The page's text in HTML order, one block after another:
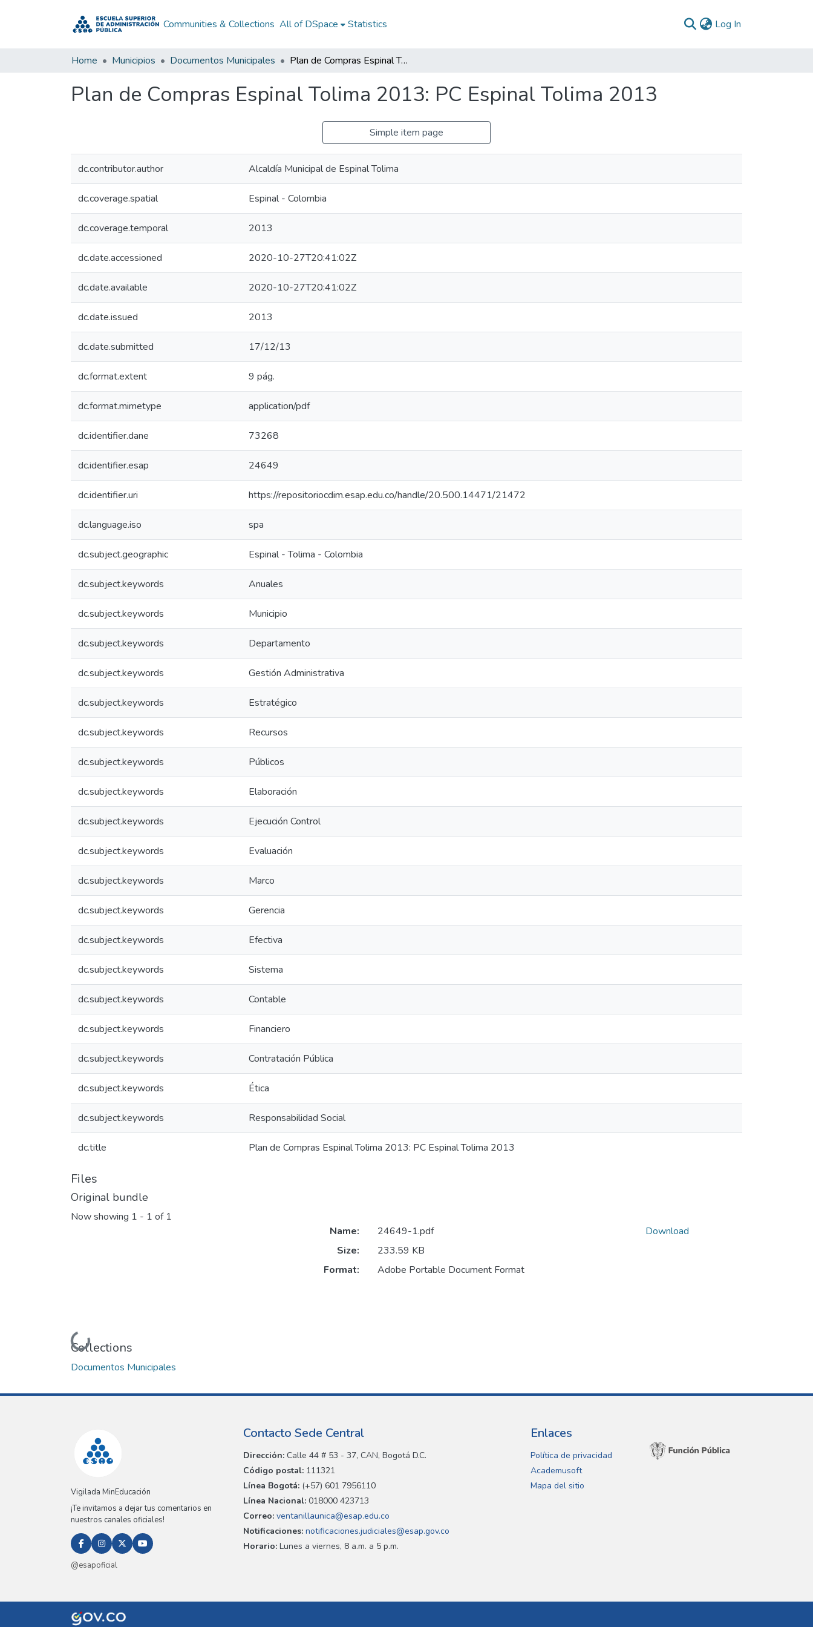
Communities & Collections All of DSpace Statistics Log In
Home Municipios Documentos Municipales Plan de Compras Espinal Tolima 2013: PC Espinal Tolima 2013
Plan de Compras Espinal Tolima 2013: PC Espinal Tolima 2013
Simple item page
dc.contributor.author Alcaldía Municipal de Espinal Tolima
dc.coverage.spatial Espinal - Colombia
dc.coverage.temporal 2013
dc.date.accessioned 2020-10-27T20:41:02Z
dc.date.available 2020-10-27T20:41:02Z
dc.date.issued 2013
dc.date.submitted 17/12/13
dc.format.extent 9 pág.
dc.format.mimetype application/pdf
dc.identifier.dane 73268
dc.identifier.esap 24649
dc.identifier.uri https://repositoriocdim.esap.edu.co/handle/20.500.14471/21472
dc.language.iso spa
dc.subject.geographic Espinal - Tolima - Colombia
dc.subject.keywords Anuales
dc.subject.keywords Municipio
dc.subject.keywords Departamento
dc.subject.keywords Gestión Administrativa
dc.subject.keywords Estratégico
dc.subject.keywords Recursos
dc.subject.keywords Públicos
dc.subject.keywords Elaboración
dc.subject.keywords Ejecución Control
dc.subject.keywords Evaluación
dc.subject.keywords Marco
dc.subject.keywords Gerencia
dc.subject.keywords Efectiva
dc.subject.keywords Sistema
dc.subject.keywords Contable
dc.subject.keywords Financiero
dc.subject.keywords Contratación Pública
dc.subject.keywords Ética
dc.subject.keywords Responsabilidad Social
dc.title Plan de Compras Espinal Tolima 2013: PC Espinal Tolima 2013
Files
Original bundle
Now showing 1 - 1 of 1
Loading...
Name:
24649-1.pdf
Size:
233.59 KB
Format:
Adobe Portable Document Format
Download
Collections
Documentos Municipales
Vigilada MinEducación
¡Te invitamos a dejar tus comentarios en
nuestros canales oficiales!
@esapoficial
Contacto Sede Central
Dirección: Calle 44 # 53 - 37, CAN, Bogotá D.C.
Código postal: 111321
Línea Bogotá: (+57) 601 7956110
Línea Nacional: 018000 423713
Correo: ventanillaunica@esap.edu.co
Notificaciones: notificaciones.judiciales@esap.gov.co
Horario: Lunes a viernes, 8 a.m. a 5 p.m.
Enlaces
Política de privacidad
Academusoft
Mapa del sitio